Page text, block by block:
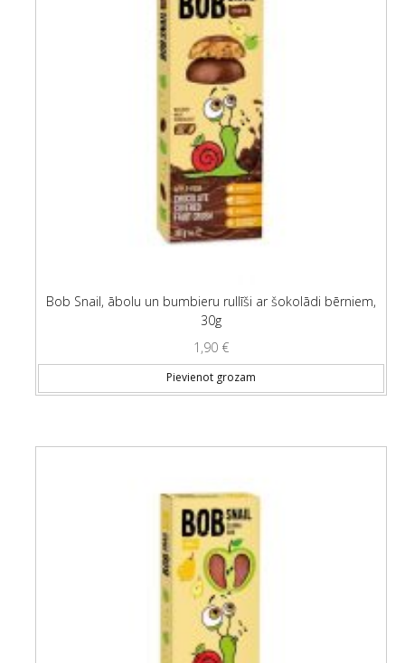
Bob Snail, ābolu un bumbieru rullīši ar šokolādi bērniem,
30g
1,90 €
Pievienot grozam